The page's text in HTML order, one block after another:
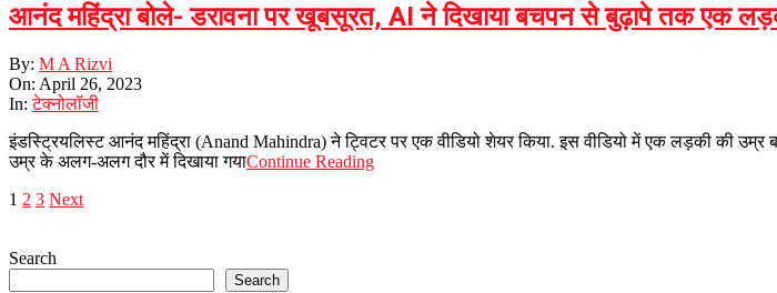
आनंद महिंद्रा बोले- डरावना पर खूबसूरत, AI ने दिखाया बचपन से बुढ़ापे तक एक
2023-
04-
26
By: M A Rizvi
On: April 26, 2023
In: टेक्नोलॉजी
इंडस्ट्रियलिस्ट आनंद महिंद्रा (Anand Mahindra) ने ट्विटर पर एक वीडियो शेयर किया. इस वीडियो में एक लड़की की
उम्र के अलग-अलग दौर में दिखाया गयाContinue Reading
Posts
1 2 3 Next
Search
Search